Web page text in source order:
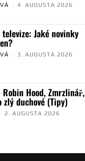
- 4. AUGUSTA 2026
Jaké novinky
- 3. AUGUSTA 2026
Hood, Zmrzlinář,
duchové (Tipy)
- 2. AUGUSTA 2026